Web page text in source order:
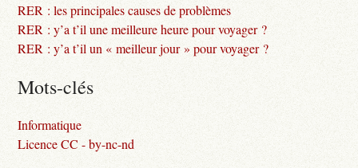
RER : les principales causes de problèmes
RER : y’a t’il une meilleure heure pour voyager ?
RER : y’a t’il un « meilleur jour » pour voyager ?
Mots-clés
Informatique
Licence CC - by-nc-nd